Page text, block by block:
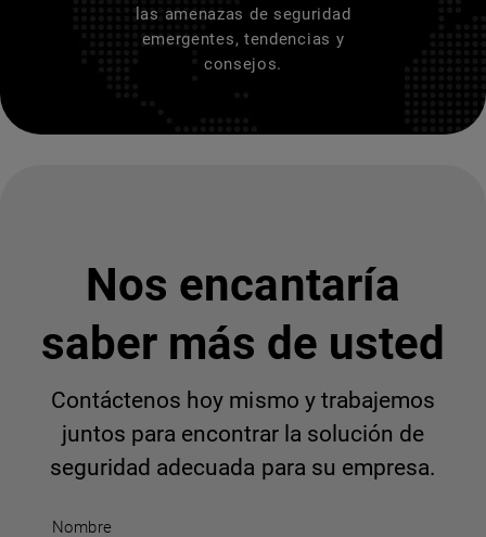
las amenazas de seguridad
emergentes, tendencias y
consejos.
Nombre
Nos encantaría
saber más de usted
Contáctenos hoy mismo y trabajemos
juntos para encontrar la solución de
seguridad adecuada para su empresa.